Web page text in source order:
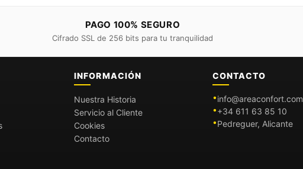
PAGO 100% SEGURO
Cifrado SSL de 256 bits para tu tranquilidad
INFORMACIÓN
Nuestra Historia
Servicio al Cliente
Cookies
Contacto
CONTACTO
info@areaconfort.com
+34 611 63 85 10
Pedreguer, Alicante